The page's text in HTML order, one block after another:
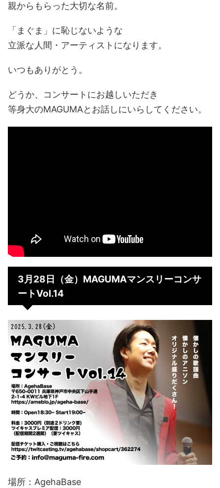
親からもらった大切な名前。
「まぐま」に恥じないような
立派な人間・アーティストになります。
いつもありがとう。
どうか、コンサートにお越しいただき
等身大のMAGUMAとお話しにいらしてください。
3月28日（金）MAGUMAマンスリーコンサ
ートVol.14
場所：AgehaBase